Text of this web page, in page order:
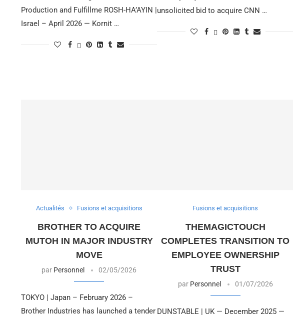
Production and Fulfillme ROSH-HA’AYIN |
Israel – April 2026 — Kornit …
unsolicited bid to acquire CNN …
Actualités Fusions et acquisitions
BROTHER TO ACQUIRE
MUTOH IN MAJOR INDUSTRY
MOVE
par Personnel 02/05/2026
TOKYO | Japan – February 2026 –
Brother Industries has launched a tender
Fusions et acquisitions
THEMAGICTOUCH
COMPLETES TRANSITION TO
EMPLOYEE OWNERSHIP
TRUST
par Personnel 01/07/2026
DUNSTABLE | UK — December 2025 —